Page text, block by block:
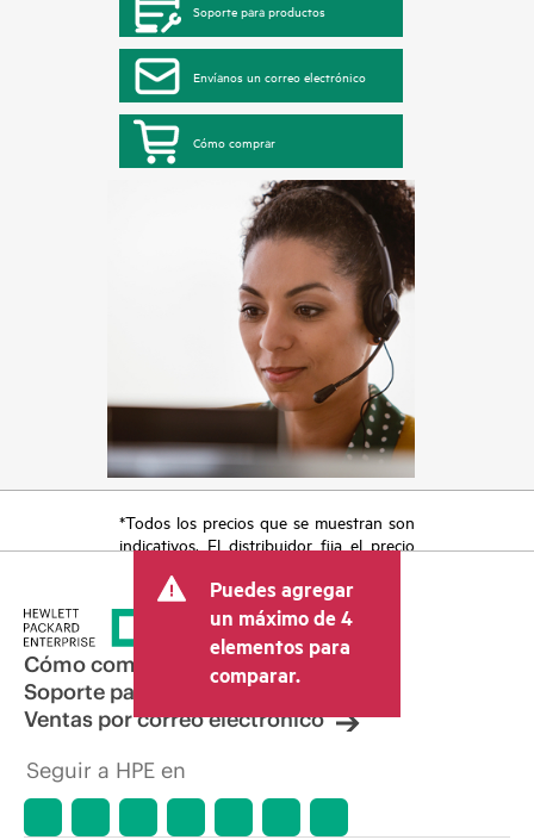
Soporte para productos
Envíanos un correo electrónico
Cómo comprar
*Todos los precios que se muestran son
indicativos. El distribuidor fija el precio
otros conceptos, como los impuestos a
la venta, el IVA y el envío. El precio de la
transacción que establece el distribuidor
puede variar con respecto a otros
distribuidores y al precio indicativo
mostrado. El precio indicativo puede
incluir ofertas promocionales por tiempo
hacer ajustes de precios en cualquier
momento por motivos que incluyen, a
Puedes agregar
un máximo de 4
elementos para
comparar.
Cómo comprar
Soporte para productos
Ventas por correo electrónico
Seguir a HPE en